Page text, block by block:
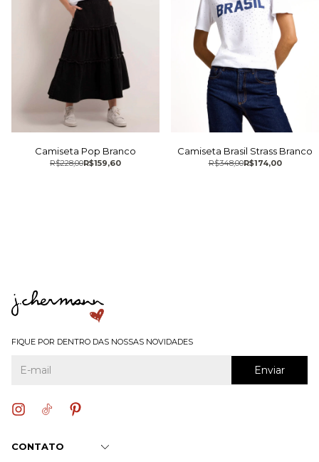
Camiseta Pop Branco
R$159,60
R$228,00
Camiseta Brasil Strass Branco
R$174,00
R$348,00
FIQUE POR DENTRO DAS NOSSAS NOVIDADES
CONTATO